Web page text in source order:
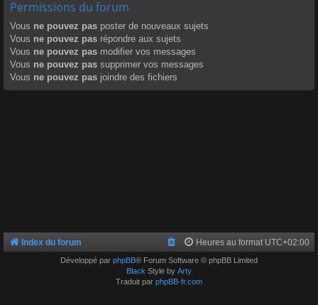
Permissions du forum
Vous ne pouvez pas poster de nouveaux sujets
Vous ne pouvez pas répondre aux sujets
Vous ne pouvez pas modifier vos messages
Vous ne pouvez pas supprimer vos messages
Vous ne pouvez pas joindre des fichiers
Index du forum Heures au format UTC+02:00
Développé par phpBB® Forum Software © phpBB Limited
Black Style by Arty
Traduit par phpBB-fr.com